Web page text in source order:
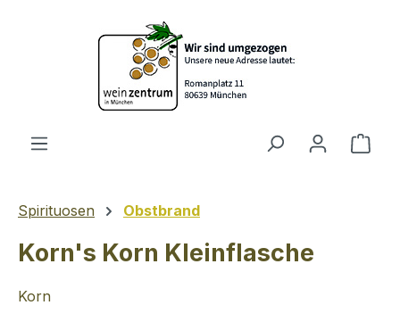
Zum Hauptinhalt springen
Spirituosen Obstbrand
Korn's Korn Kleinflasche
Korn